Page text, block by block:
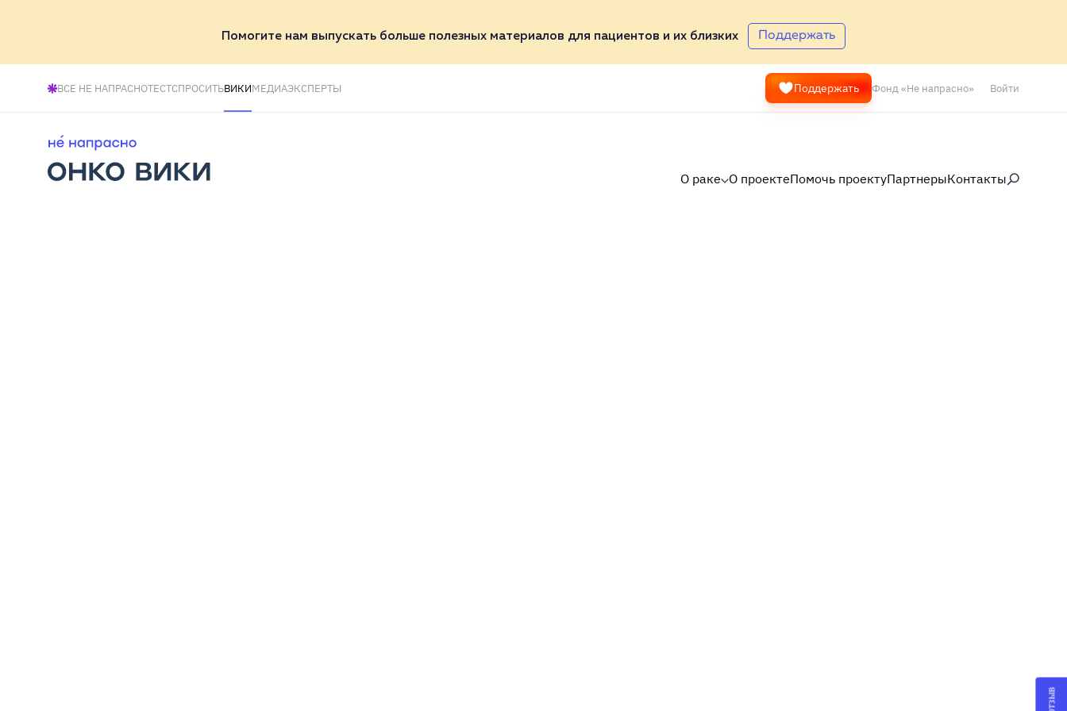
Помогите нам выпускать больше полезных материалов для пациентов и их близких Поддержать
ВСЕ НЕ НАПРАСНОТЕСТСПРОСИТЬВИКИМЕДИАЭКСПЕРТЫ Поддержать Фонд «Не напрасно» Войти
О раке О проектеПомочь проектуПартнерыКонтакты